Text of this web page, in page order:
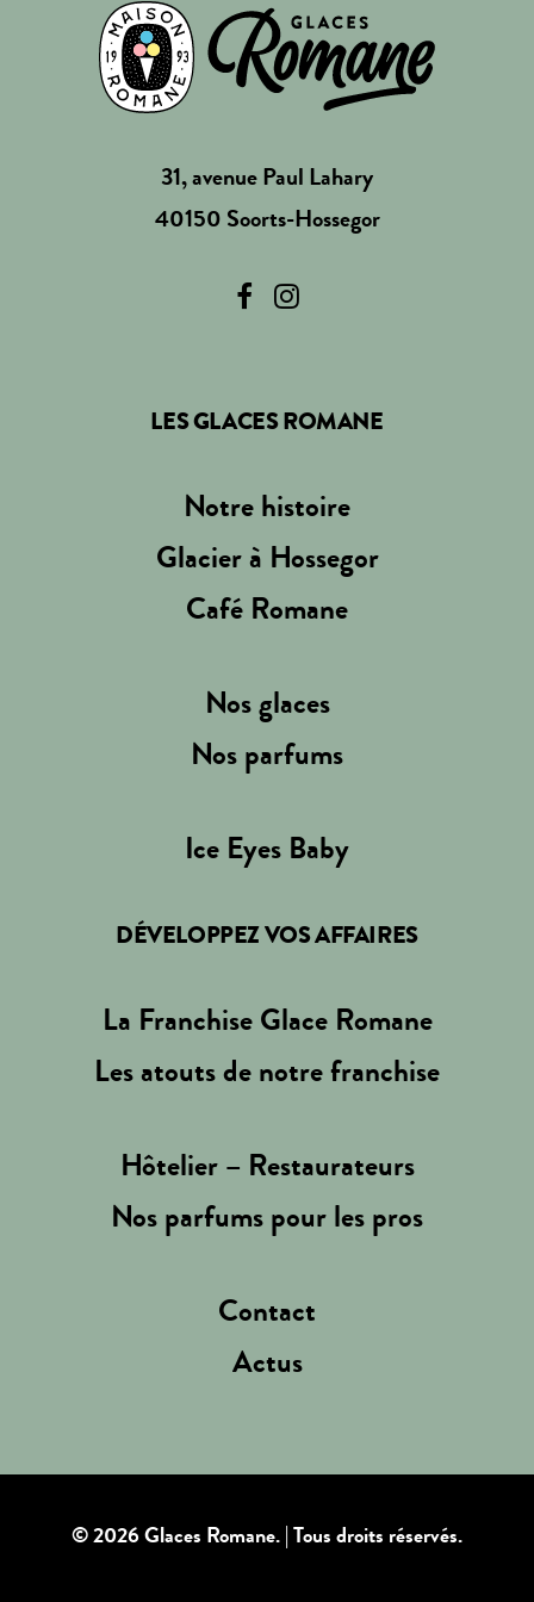
31, avenue Paul Lahary
40150 Soorts-Hossegor
LES GLACES ROMANE
Notre histoire
Glacier à Hossegor
Café Romane
Nos glaces
Nos parfums
Ice Eyes Baby
DÉVELOPPEZ VOS AFFAIRES
La Franchise Glace Romane
Les atouts de notre franchise
Hôtelier – Restaurateurs
Nos parfums pour les pros
Contact
Actus
© 2026 Glaces Romane.| Tous droits réservés.